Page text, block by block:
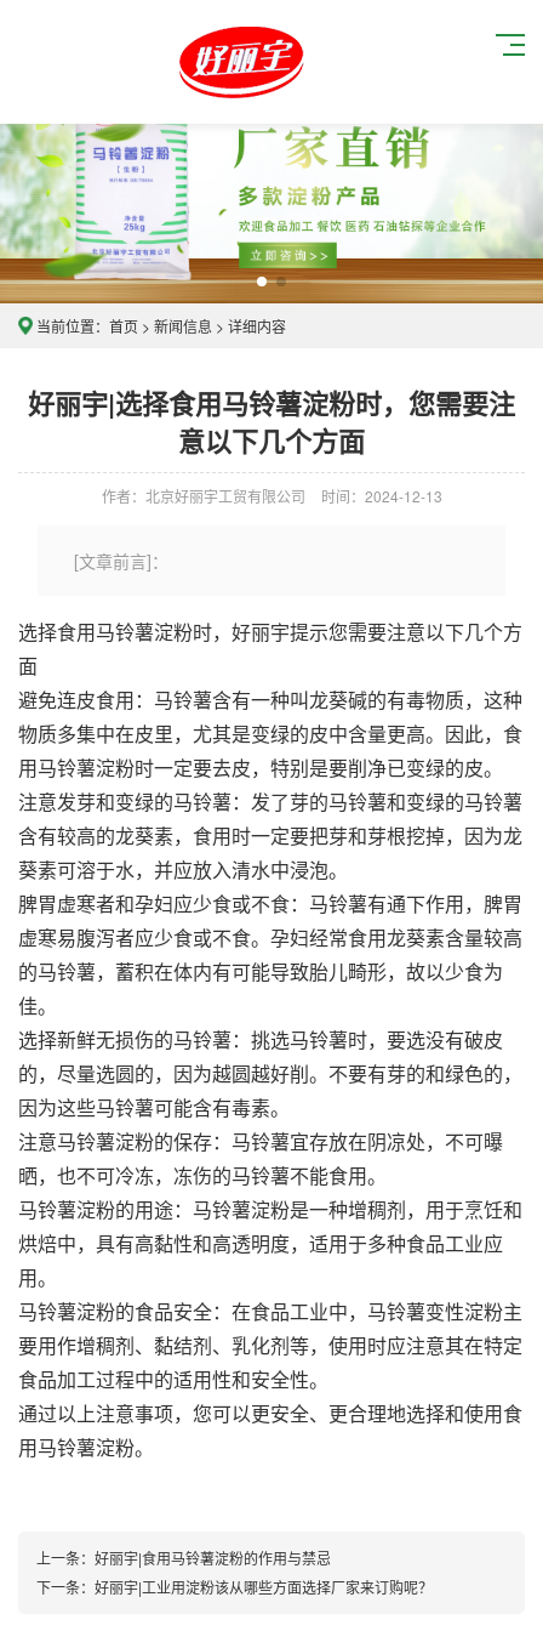
当前位置： 首页 > 新闻信息 > 详细内容
好丽宇|选择食用马铃薯淀粉时，您需要注
意以下几个方面
作者：北京好丽宇工贸有限公司 时间：2024-12-13
[文章前言]：
选择食用马铃薯淀粉时，好丽宇提示您需要注意以下几个方
面
避免连皮食用：马铃薯含有一种叫龙葵碱的有毒物质，这种
物质多集中在皮里，尤其是变绿的皮中含量更高。因此，食
用马铃薯淀粉时一定要去皮，特别是要削净已变绿的皮。
注意发芽和变绿的马铃薯：发了芽的马铃薯和变绿的马铃薯
含有较高的龙葵素，食用时一定要把芽和芽根挖掉，因为龙
葵素可溶于水，并应放入清水中浸泡。
脾胃虚寒者和孕妇应少食或不食：马铃薯有通下作用，脾胃
虚寒易腹泻者应少食或不食。孕妇经常食用龙葵素含量较高
的马铃薯，蓄积在体内有可能导致胎儿畸形，故以少食为
佳。
选择新鲜无损伤的马铃薯：挑选马铃薯时，要选没有破皮
的，尽量选圆的，因为越圆越好削。不要有芽的和绿色的，
因为这些马铃薯可能含有毒素。
注意马铃薯淀粉的保存：马铃薯宜存放在阴凉处，不可曝
晒，也不可冷冻，冻伤的马铃薯不能食用。
马铃薯淀粉的用途：马铃薯淀粉是一种增稠剂，用于烹饪和
烘焙中，具有高黏性和高透明度，适用于多种食品工业应
用。
马铃薯淀粉的食品安全：在食品工业中，马铃薯变性淀粉主
要用作增稠剂、黏结剂、乳化剂等，使用时应注意其在特定
食品加工过程中的适用性和安全性。
通过以上注意事项，您可以更安全、更合理地选择和使用食
用马铃薯淀粉。
上一条： 好丽宇|食用马铃薯淀粉的作用与禁忌
下一条： 好丽宇|工业用淀粉该从哪些方面选择厂家来订购呢？